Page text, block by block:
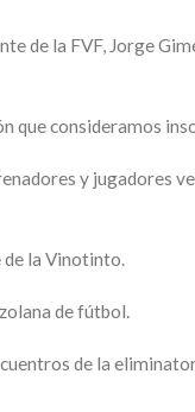
de la FVF, Jorge
que consideramos
y jugadores
de la Vinotinto.
de fútbol.
de la